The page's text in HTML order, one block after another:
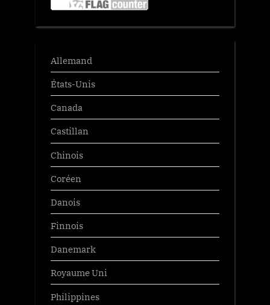
Allemand
États-Unis
Canada
Castillan
Chinois
Coréen
Danois
Finnois
Danemark
Royaume Uni
Philippines